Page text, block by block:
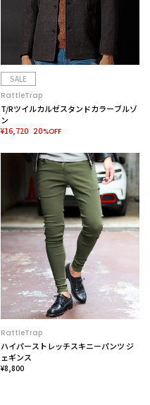
SALE
RattleTrap
T/Rツイルカルゼスタンドカラーブルゾ
ン
¥16,720 20%OFF
RattleTrap
ハイパーストレッチスキニーパンツ ジ
ェギンス
¥8,800